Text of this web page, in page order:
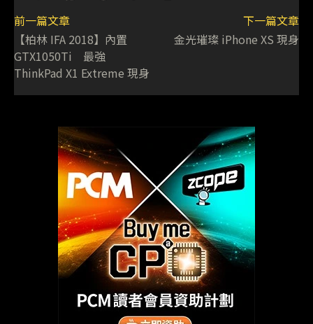
前一篇文章
【柏林 IFA 2018】內置
GTX1050Ti 最強
ThinkPad X1 Extreme 現身
下一篇文章
金光璀璨 iPhone XS 現身